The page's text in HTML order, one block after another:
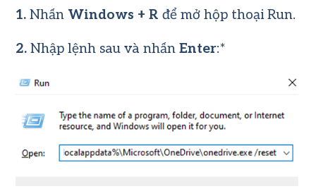
1.Nhấn Windows + R để mở hộp thoại Run.
2. Nhập lệnh sau và nhấnEnter:*